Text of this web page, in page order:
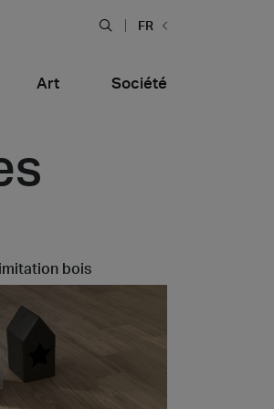
FR
Bois
et Restaurants
Bolero Restaurant
Art Société
bois